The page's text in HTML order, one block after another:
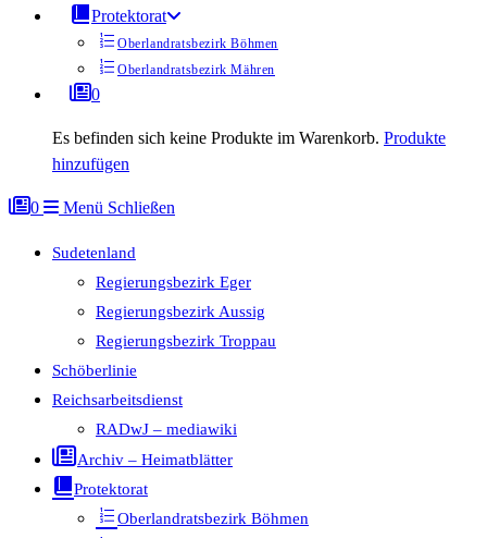
Protektorat
Oberlandratsbezirk Böhmen
Oberlandratsbezirk Mähren
0
Es befinden sich keine Produkte im Warenkorb. Produkte
hinzufügen
0 Menü Schließen
Sudetenland
Regierungsbezirk Eger
Regierungsbezirk Aussig
Regierungsbezirk Troppau
Schöberlinie
Reichsarbeitsdienst
RADwJ – mediawiki
Archiv – Heimatblätter
Protektorat
Oberlandratsbezirk Böhmen